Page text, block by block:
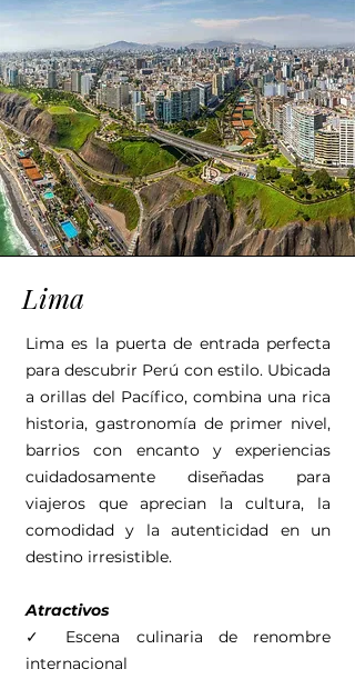
Lima
Lima es la puerta de entrada perfecta
para descubrir Perú con estilo. Ubicada
a orillas del Pacífico, combina una rica
historia, gastronomía de primer nivel,
barrios con encanto y experiencias
cuidadosamente diseñadas para
viajeros que aprecian la cultura, la
comodidad y la autenticidad en un
destino irresistible.
Atractivos
✓ Escena culinaria de renombre
internacional